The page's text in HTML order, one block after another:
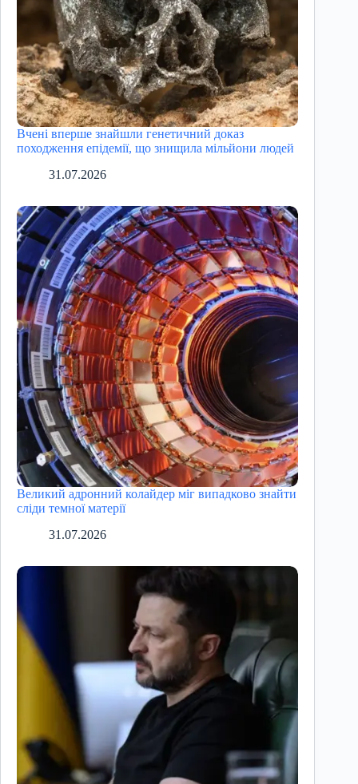
Вчені вперше знайшли генетичний доказ
походження епідемії, що знищила мільйони людей
31.07.2026
Великий адронний колайдер міг випадково знайти
сліди темної матерії
31.07.2026